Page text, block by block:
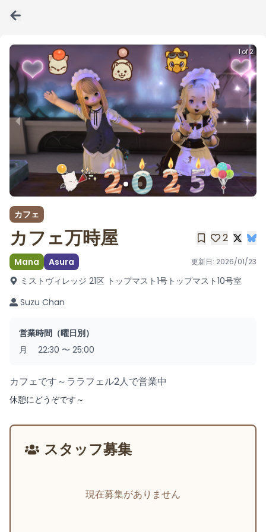
1 of 2
カフェ
カフェ万時屋 2
Mana Asura 更新日: 2026/01/23
ミストヴィレッジ 21区 トップマスト1号 トップマスト10号室
Suzu Chan
営業時間（曜日別）
月
22:30 〜 25:00
カフェです～ララフェル2人で営業中
休憩にどうぞです～
スタッフ募集
現在募集がありません